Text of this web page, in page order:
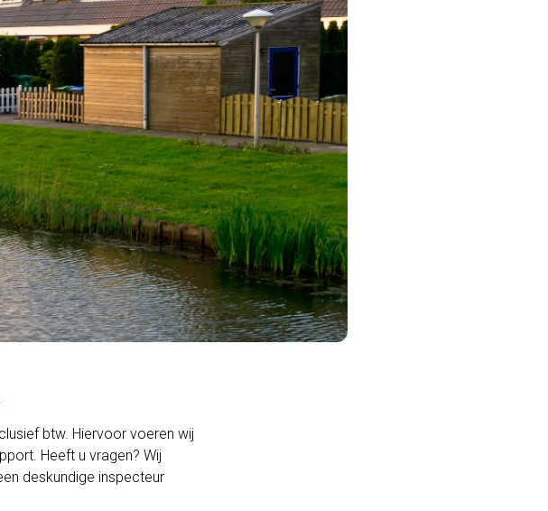
btw. Hiervoor voeren wij
Heeft u vragen? Wij
deskundige inspecteur